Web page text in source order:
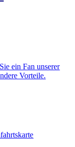
ein Fan unserer
Vorteile.